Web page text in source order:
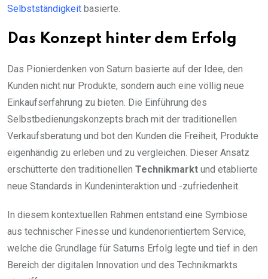
Selbstständigkeit basierte.
Das Konzept hinter dem Erfolg
Das Pionierdenken von Saturn basierte auf der Idee, den
Kunden nicht nur Produkte, sondern auch eine völlig neue
Einkaufserfahrung zu bieten. Die Einführung des
Selbstbedienungskonzepts brach mit der traditionellen
Verkaufsberatung und bot den Kunden die Freiheit, Produkte
eigenhändig zu erleben und zu vergleichen. Dieser Ansatz
erschütterte den traditionellen Technikmarkt und etablierte
neue Standards in Kundeninteraktion und -zufriedenheit.
In diesem kontextuellen Rahmen entstand eine Symbiose
aus technischer Finesse und kundenorientiertem Service,
welche die Grundlage für Saturns Erfolg legte und tief in den
Bereich der digitalen Innovation und des Technikmarkts